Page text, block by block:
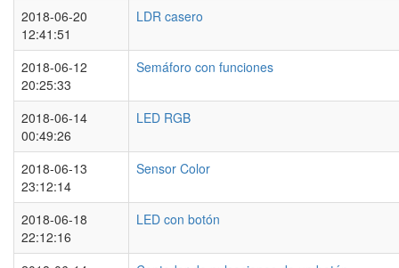
2018-06-20
12:41:51
LDR casero
2018-06-12
20:25:33
Semáforo con funciones
2018-06-14
00:49:26
LED RGB
2018-06-13
23:12:14
Sensor Color
2018-06-18
22:12:16
LED con botón